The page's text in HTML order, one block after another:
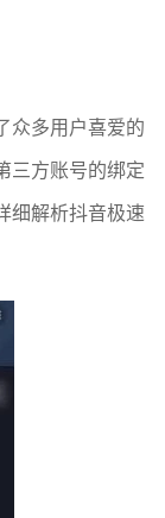
众多用户喜爱的
三方账号的绑定
细解析抖音极速